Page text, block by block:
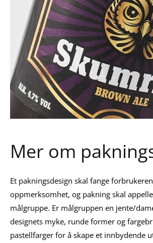
Mer om
Et pakningsdesign skal fange
oppmerksomhet, og pakning skal
målgruppe. Er målgruppen en jente/
designets myke, runde former og
pastellfarger for å skape et innbydende